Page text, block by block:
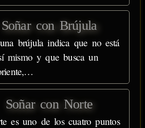
Soñar con Brújula
brújula indica que no está
mismo y que busca un
Soñar con Norte
es uno de los cuatro puntos